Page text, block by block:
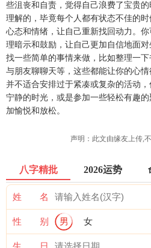
些沮丧和自责，觉得自己浪费了宝贵
理解的，毕竟每个人都有状态不佳的
心态和情绪，让自己重新找回动力。
理暗示和鼓励，让自己更加自信地面
找一些简单的事情来做，比如整理一
与朋友聊聊天等，这些都能让你的心
并不适合安排过于紧凑或复杂的活动
宁静的时光，或是参加一些轻松有趣
加愉悦和放松。
声明：此文由缘友上传,
八字精批 2026运势
姓 名
性 别 男 女